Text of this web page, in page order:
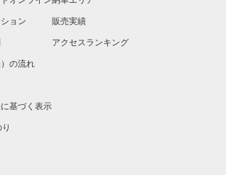
ョン
の流れ
基づく表示
販売実績
アクセスランキング